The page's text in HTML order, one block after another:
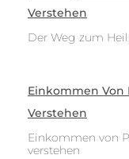
Verstehen
Der Weg zum
Einkommen Von
Verstehen
Einkommen von
verstehen